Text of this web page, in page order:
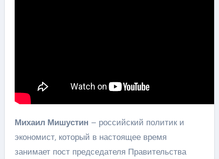
Михаил Мишустин – российский политик и
экономист, который в настоящее время
занимает пост председателя Правительства